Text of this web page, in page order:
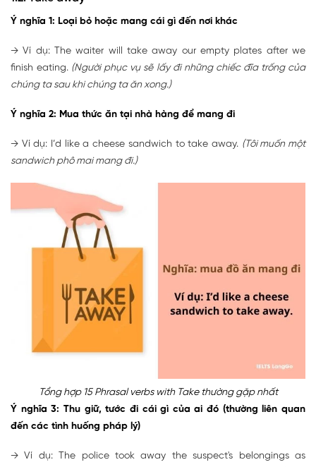
Ý nghĩa 1: Loại bỏ hoặc mang cái gì đến nơi khác
→ Ví dụ: The waiter will take away our empty plates after we
finish eating. (Người phục vụ sẽ lấy đi những chiếc đĩa trống của
chúng ta sau khi chúng ta ăn xong.)
Ý nghĩa 2: Mua thức ăn tại nhà hàng để mang đi
→ Ví dụ: I’d like a cheese sandwich to take away. (Tôi muốn một
sandwich phô mai mang đi.)
Tổng hợp 15 Phrasal verbs with Take thường gặp nhất
Ý nghĩa 3: Thu giữ, tước đi cái gì của ai đó (thường liên quan
đến các tình huống pháp lý)
→ Ví dụ: The police took away the suspect's belongings as